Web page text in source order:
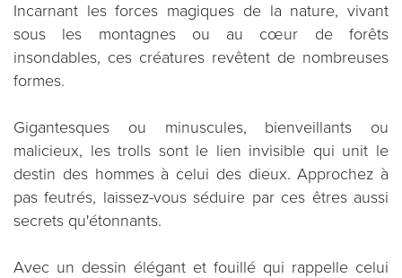
Incarnant les forces magiques de la nature, vivant
sous les montagnes ou au cœur de forêts
insondables, ces créatures revêtent de nombreuses
formes.
Gigantesques ou minuscules, bienveillants ou
malicieux, les trolls sont le lien invisible qui unit le
destin des hommes à celui des dieux. Approchez à
pas feutrés, laissez-vous séduire par ces êtres aussi
secrets qu'étonnants.
Avec un dessin élégant et fouillé qui rappelle celui